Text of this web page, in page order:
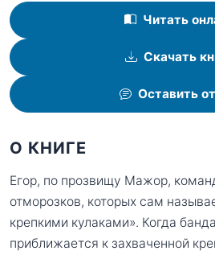
Читать
Скачать
Оставить
О КНИГЕ
Егор, по прозвищу Мажор,
отморозков, которых сам
крепкими кулаками». Когда
приближается к захваченной